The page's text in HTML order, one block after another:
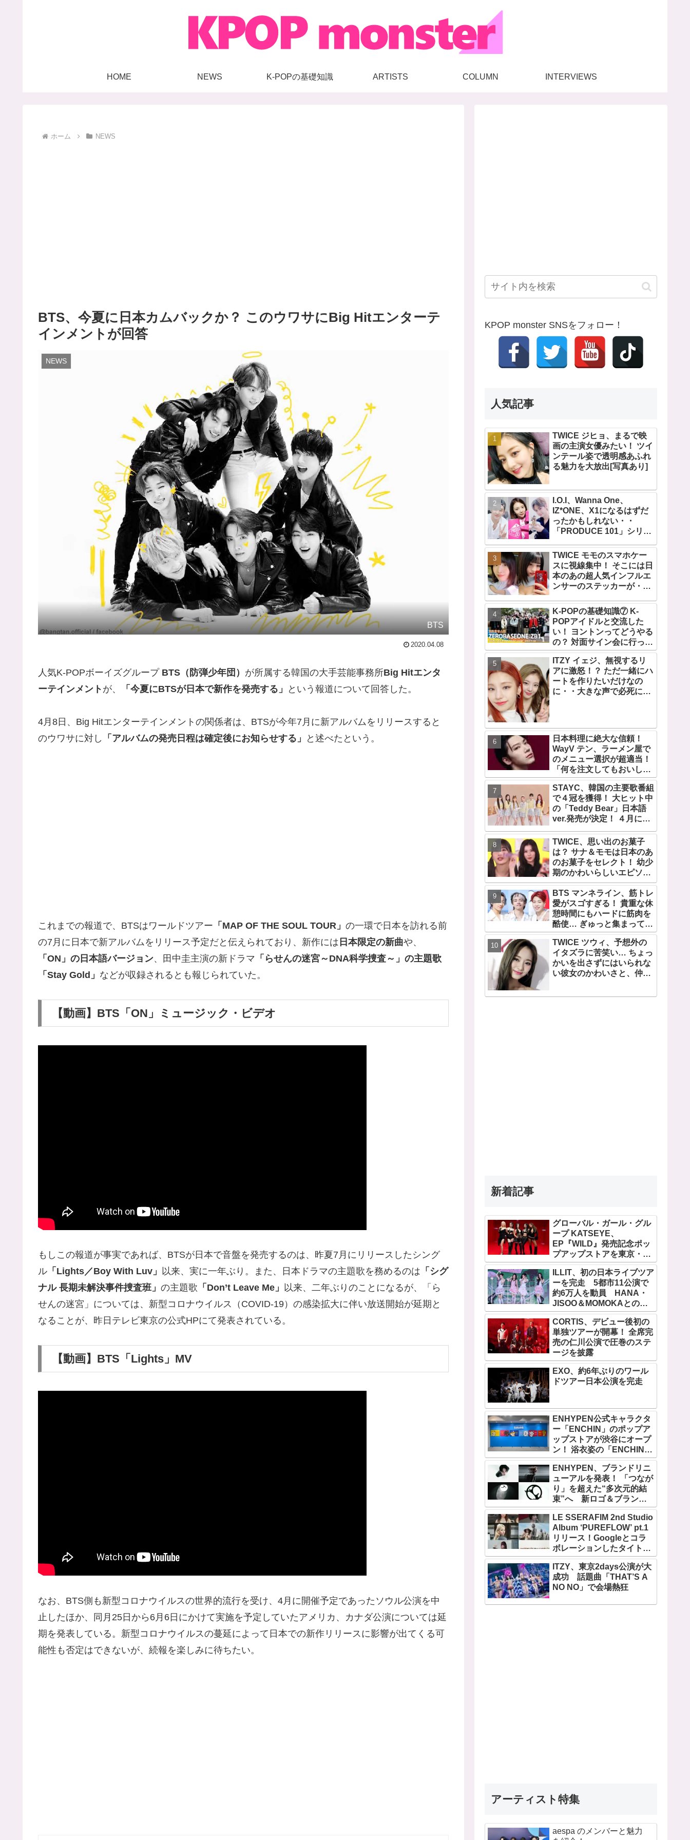
HOME NEWS K-POPの基礎知識 ARTISTS COLUMN INTERVIEWS
ホーム NEWS
BTS、今夏に日本カムバックか？ このウワサにBig Hitエンターテ
インメントが回答
NEWS
BTS
2020.04.08
人気K-POPボーイズグループ BTS（防弾少年団） が所属する韓国の大手芸能事務所Big Hitエンタ
ーテインメント が、 「今夏にBTSが日本で新作を発売する」 という報道について回答した。
4月8日、Big Hitエンターテインメントの関係者は、BTSが今年7月に新アルバムをリリースすると
のウワサに対し
「アルバムの発売日程は確定後にお知らせする」 と述べたという。
これまでの報道で、BTSはワールドツアー 「MAP OF THE SOUL TOUR」 の一環で日本を訪れる前
の7月に日本で新アルバムをリリース予定だと伝えられており、新作には 日本限定の新曲や、
「ON」の日本語バージョン、田中圭主演の新ドラマ 「らせんの迷宮～DNA科学捜査～」の主題歌
「Stay Gold」 などが収録されるとも報じられていた。
【動画】BTS「ON」ミュージック・ビデオ
もしこの報道が事実であれば、BTSが日本で音盤を発売するのは、昨夏7月にリリースしたシング
ル 「Lights／Boy With Luv」 以来、実に一年ぶり。また、日本ドラマの主題歌を務めるのは 「シグ
ナル 長期未解決事件捜査班」 の主題歌 「Don’t Leave Me」
以来、二年ぶりのことになるが、「ら
せんの迷宮」については、新型コロナウイルス（COVID-19）の感染拡大に伴い放送開始が延期と
なることが、昨日テレビ東京の公式HPにて発表されている。
【動画】BTS「Lights」MV
なお、BTS側も新型コロナウイルスの世界的流行を受け、4月に開催予定であったソウル公演を中
止したほか、同月25日から6月6日にかけて実施を予定していたアメリカ、カナダ公演については延
期を発表している。新型コロナウイルスの蔓延によって日本での新作リリースに影響が出てくる可
能性も否定はできないが、続報を楽しみに待ちたい。
KPOP monster SNSをフォロー！
人気記事
TWICE ジヒョ、まるで映
画の主演女優みたい！ ツイ
ンテール姿で透明感あふれ
る魅力を大放出[写真あり]
I.O.I、Wanna One、
IZ*ONE、X1になるはずだ
ったかもしれない・・
「PRODUCE 101」シリー
せられた練習生12人の氏名
が公表
TWICE モモのスマホケー
スに視線集中！ そこには日
本のあの超人気インフルエ
ンサーのステッカーが・・
るその人物は大よろこび！
まさに「成功したファン」
だと話題沸騰
K-POPの基礎知識⑦ K-
POPアイドルと交流した
い！ ヨントンってどうやる
の？ 対面サイン会に行って
みたい！ ショケ、お見送り
会、握手会・・・リリース
イベントあれこれを紹介
ITZY イェジ、無視するリ
アに激怒！？ ただ一緒にハ
ートを作りたいだけなの
に・・大きな声で必死にア
日本料理に絶大な信頼！
WayV テン、ラーメン屋で
のメニュー選択が超適当！
「何を注文してもおいしい
から・・」日本の食べ物に
関する持論を明かす
STAYC、韓国の主要歌番組
で４冠を獲得！ 大ヒット中
の「Teddy Bear」日本語
ver.発売が決定！ ４月には
催
TWICE、思い出のお菓子
は？ サナ＆モモは日本のあ
のお菓子をセレクト！ 幼少
期のかわいらしいエピソー
ドも公開
BTS マンネライン、筋トレ
愛がスゴすぎる！ 貴重な休
憩時間にもハードに筋肉を
酷使… ぎゅっと集まってお
互いの体に負荷をかけあう
３人のトレーニング風景が
かわいすぎるとファンくぎ
づけ
TWICE ツウィ、予想外の
イタズラに苦笑い… ちょっ
かいを出さずにはいられな
い彼女のかわいさと、仲睦
新着記事
グローバル・ガール・グル
ープ KATSEYE、
EP『WILD』発売記念ポッ
プアップストアを東京・原
宿で開催 限定グッズも登
場ILLIT、初の日本ライブツア
ーを完走 5都市11公演で
約6万人を動員 HANA・
JISOO＆MOMOKAとのス
ペシャルコラボも実現
CORTIS、デビュー後初の
単独ツアーが開幕！ 全席完
売の仁川公演で圧巻のステ
ージを披露
EXO、約6年ぶりのワール
ドツアー日本公演を完走
ENHYPEN公式キャラクタ
ー「ENCHIN」のポップア
ップストアが渋谷にオープ
ン！ 浴衣姿の「ENCHIN」
が登場
ENHYPEN、ブランドリニ
ューアルを発表！ 「つなが
り」を超えた“多次元的結
束”へ 新ロゴ＆ブランド
フィルム公開
LE SSERAFIM 2nd Studio
Album ‘PUREFLOW’ pt.1
リリース！Googleとコラ
ボレーションしたタイトル
曲「BOOMPALA」MVも公
開
ITZY、東京2days公演が大
成功 話題曲「THAT’S A
NO NO」で会場熱狂
アーティスト特集
aespa のメンバーと魅力